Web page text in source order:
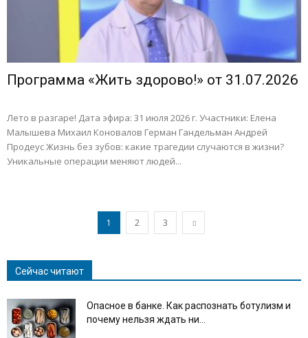
Программа «Жить здорово!» от 31.07.2026
Лето в разгаре! Дата эфира: 31 июля 2026 г. Участники: Елена
Малышева Михаил Коновалов Герман Гандельман Андрей
Продеус Жизнь без зубов: какие трагедии случаются в жизни?
Уникальные операции меняют людей...
1 2 3
Сейчас читают
Опасное в банке. Как распознать ботулизм и
почему нельзя ждать ни...